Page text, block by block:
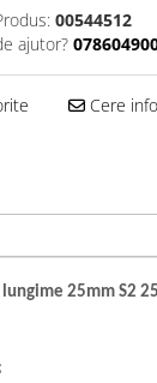
MAX
zidarie
00544512
ajutor?
Cere
25mm S2